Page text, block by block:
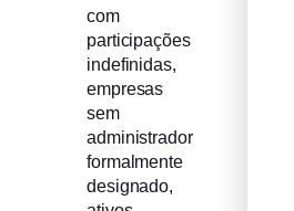
com
participações
indefinidas,
empresas
sem
administrador
formalmente
designado,